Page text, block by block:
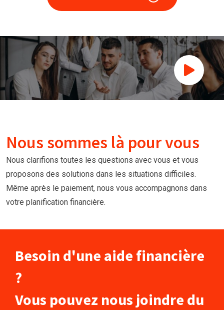
Nous sommes là pour vous
Nous clarifions toutes les questions avec vous et vous
proposons des solutions dans les situations difficiles.
Même après le paiement, nous vous accompagnons dans
votre planification financière.
Besoin d'une aide financière
?
Vous pouvez nous joindre du